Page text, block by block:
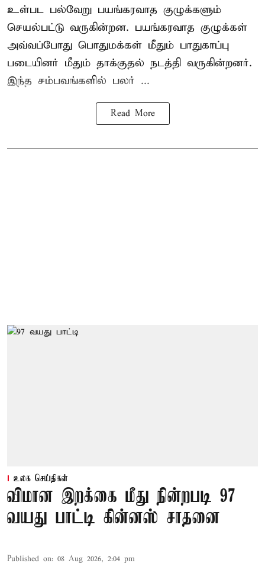
உள்பட பல்வேறு பயங்கரவாத குழுக்களும்
செயல்பட்டு வருகின்றன. பயங்கரவாத குழுக்கள்
அவ்வப்போது பொதுமக்கள் மீதும் பாதுகாப்பு
படையினர் மீதும் தாக்குதல் நடத்தி வருகின்றனர்.
இந்த சம்பவங்களில் பலர் ...
Read More
உலக செய்திகள்
விமான இறக்கை மீது நின்றபடி 97
வயது பாட்டி கின்னஸ் சாதனை
Published on: 08 Aug 2026, 2:04 pm